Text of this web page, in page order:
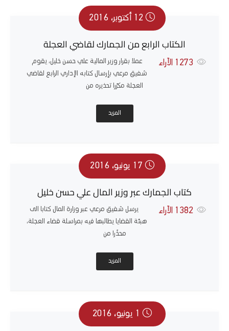
12 أكتوبر، 2016
الكتاب الرابع من الجمارك لقاضي العجلة
الآراء
عملا بقرار وزير المالية علي حسن خليل، يقوم
شفيق مرعي بإرسال كتابه الإداري الرابع لقاضي
العجلة مكرّرا تحذيره من
المزيد
17 يونيو، 2016
كتاب الجمارك عبر وزير المال علي حسن خليل
الآراء
يرسل شفيق مرعي عبر وزارة المال كتابا الى
هبئة القضايا يطالبها فيه بمراسلة قضاء العجلة،
محذّرا من
المزيد
1 يونيو، 2016